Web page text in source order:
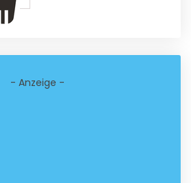
- Anzeige -